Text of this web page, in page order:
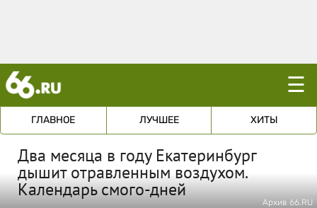
☰
ГЛАВНОЕ ЛУЧШЕЕ ХИТЫ
Два месяца в году Екатеринбург
дышит отравленным воздухом.
Календарь смого-дней
Архив 66.RU